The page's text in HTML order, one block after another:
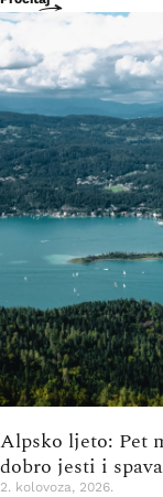
Alpsko ljeto: Pet
dobro jesti i
2. kolovoza, 2026.